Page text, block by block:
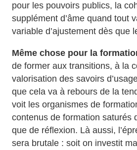
pour les pouvoirs publics, la
supplément d’âme quand tout
variable d’ajustement dès que
Même chose pour la
de former aux transitions, à la
valorisation des savoirs
que cela va à rebours de la
voit les organismes de
contenus de formation saturés
que de réflexion. Là aussi,
sera brutale : soit on investit